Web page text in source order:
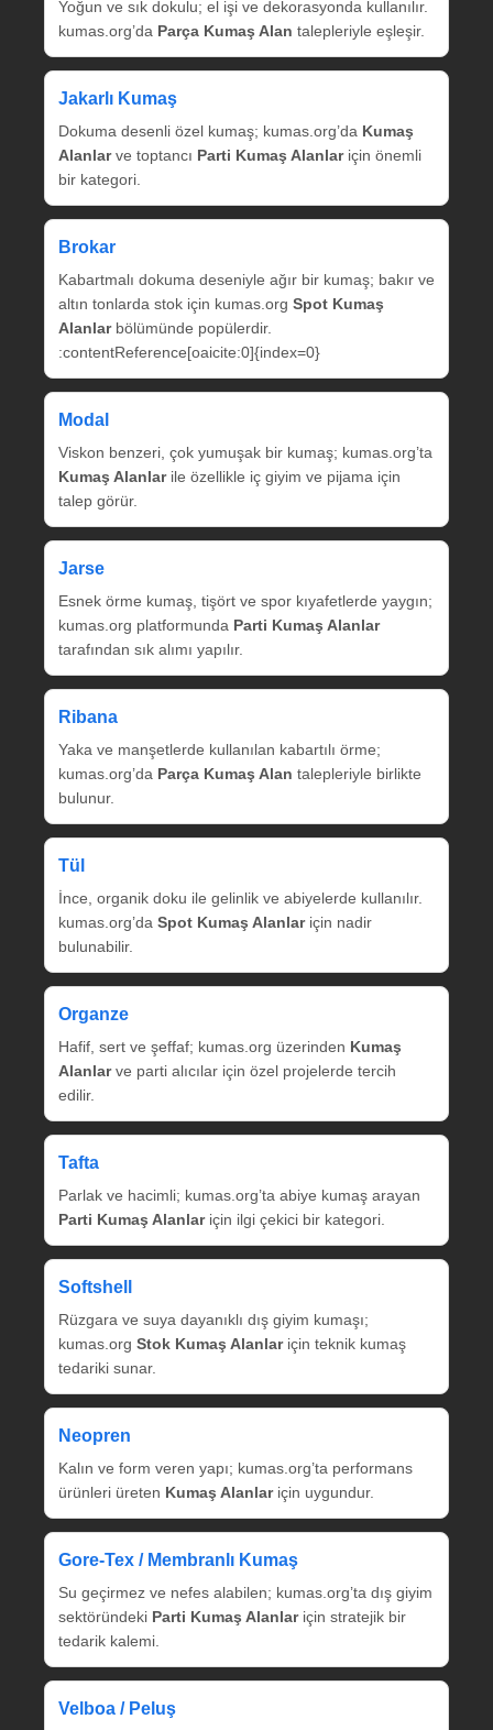
Yoğun ve sık dokulu; el işi ve dekorasyonda kullanılır.
kumas.org’da Parça Kumaş Alan talepleriyle eşleşir.
Jakarlı Kumaş
Dokuma desenli özel kumaş; kumas.org’da Kumaş
Alanlarve toptancı Parti Kumaş Alanlariçin önemli
bir kategori.
Brokar
Kabartmalı dokuma deseniyle ağır bir kumaş; bakır ve
altın tonlarda stok için kumas.org Spot Kumaş
Alanlarbölümünde popülerdir.
:contentReference[oaicite:0]{index=0}
Modal
Viskon benzeri, çok yumuşak bir kumaş; kumas.org’ta
Kumaş Alanlarile özellikle iç giyim ve pijama için
talep görür.
Jarse
Esnek örme kumaş, tişört ve spor kıyafetlerde yaygın;
kumas.org platformunda Parti Kumaş Alanlar
tarafından sık alımı yapılır.
Ribana
Yaka ve manşetlerde kullanılan kabartılı örme;
kumas.org’da Parça Kumaş Alan talepleriyle birlikte
bulunur.
Tül
İnce, organik doku ile gelinlik ve abiyelerde kullanılır.
kumas.org’da Spot Kumaş Alanlariçin nadir
bulunabilir.
Organze
Hafif, sert ve şeffaf; kumas.org üzerinden Kumaş
Alanlarve parti alıcılar için özel projelerde tercih
edilir.
Tafta
Parlak ve hacimli; kumas.org’ta abiye kumaş arayan
Parti Kumaş Alanlariçin ilgi çekici bir kategori.
Softshell
Rüzgara ve suya dayanıklı dış giyim kumaşı;
kumas.org Stok Kumaş Alanlariçin teknik kumaş
tedariki sunar.
Neopren
Kalın ve form veren yapı; kumas.org’ta performans
ürünleri üreten Kumaş Alanlariçin uygundur.
Gore‑Tex / Membranlı Kumaş
Su geçirmez ve nefes alabilen; kumas.org’ta dış giyim
sektöründeki Parti Kumaş Alanlariçin stratejik bir
tedarik kalemi.
Velboa / Peluş